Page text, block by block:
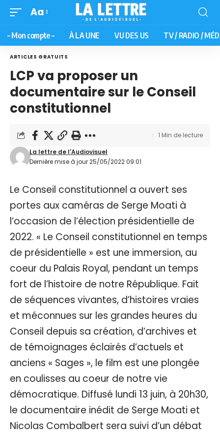
Aa
– Mon compte – À LA UNE VU DES US TV / RADIO /
ARTICLES GRATUITS
LCP va proposer un
documentaire sur le Conseil
constitutionnel
Dernière mise à jour 25/05/2022 09:01
La lettre de l'Audiovisuel
1 Min de lecture
Le Conseil constitutionnel a ouvert ses
portes aux caméras de Serge Moati à
l’occasion de l’élection présidentielle de
2022. « Le Conseil constitutionnel en temps
de présidentielle » est une immersion, au
coeur du Palais Royal, pendant un temps
fort de l’histoire de notre République. Fait
de séquences vivantes, d’histoires vraies
et méconnues sur les grandes heures du
Conseil depuis sa création, d’archives et
de témoignages éclairés d’actuels et
anciens « Sages », le film est une plongée
en coulisses au coeur de notre vie
démocratique. Diffusé lundi 13 juin, à 20h30,
le documentaire inédit de Serge Moati et
Nicolas Combalbert sera suivi d’un débat